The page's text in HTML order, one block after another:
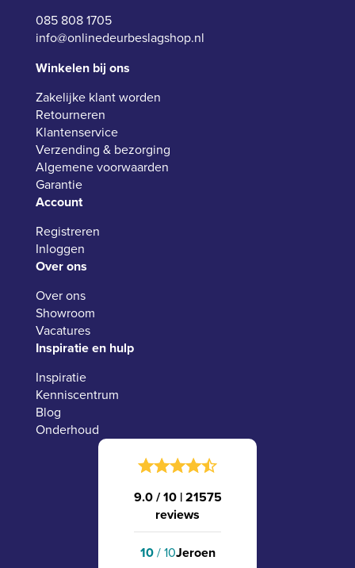
085 808 1705
info@onlinedeurbeslagshop.nl
Winkelen bij ons
Zakelijke klant worden
Retourneren
Klantenservice
Verzending & bezorging
Algemene voorwaarden
Garantie
Account
Registreren
Inloggen
Over ons
Over ons
Showroom
Vacatures
Inspiratie en hulp
Inspiratie
Kenniscentrum
Blog
Onderhoud
9.0 / 10 |21575
reviews
10/ 10Jeroen